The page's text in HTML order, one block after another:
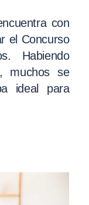
con
el Concurso
Habiendo
muchos se
ideal para